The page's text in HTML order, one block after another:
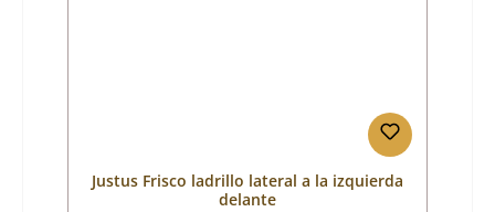
Justus Frisco ladrillo lateral a la izquierda
delante